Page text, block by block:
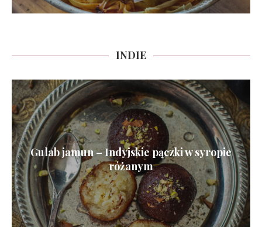
INDIE
Gulab jamun – Indyjskie pączki w syropie
różanym